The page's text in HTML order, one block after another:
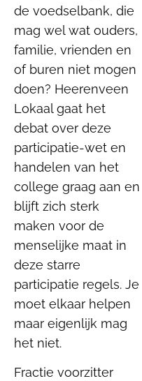
de voedselbank, die
mag wel wat ouders,
familie, vrienden en
of buren niet mogen
doen? Heerenveen
Lokaal gaat het
debat over deze
participatie-wet en
handelen van het
college graag aan en
blijft zich sterk
maken voor de
menselijke maat in
deze starre
participatie regels. Je
moet elkaar helpen
maar eigenlijk mag
het niet.
Fractie voorzitter